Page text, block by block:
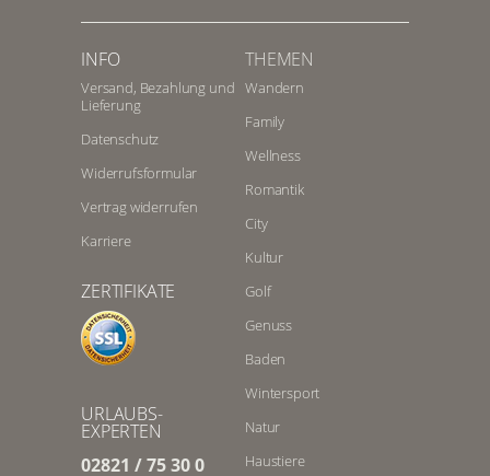
INFO
Versand, Bezahlung und
Lieferung
Datenschutz
Widerrufsformular
Vertrag widerrufen
Karriere
ZERTIFIKATE
URLAUBS-
EXPERTEN
02821 / 75 30 0
THEMEN
Wandern
Family
Wellness
Romantik
City
Kultur
Golf
Genuss
Baden
Wintersport
Natur
Haustiere